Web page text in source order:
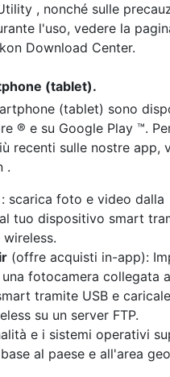
, nonché sulle
l'uso, vedere la
Download Center.
(tablet).
(tablet) sono
® e su Google Play ™.
recenti sulle nostre app,
.
: scarica foto e video dalla
tuo dispositivo smart
(offre acquisti in-app):
fotocamera collegata
tramite USB e
su un server FTP.
e i sistemi operativi
al paese e all'area